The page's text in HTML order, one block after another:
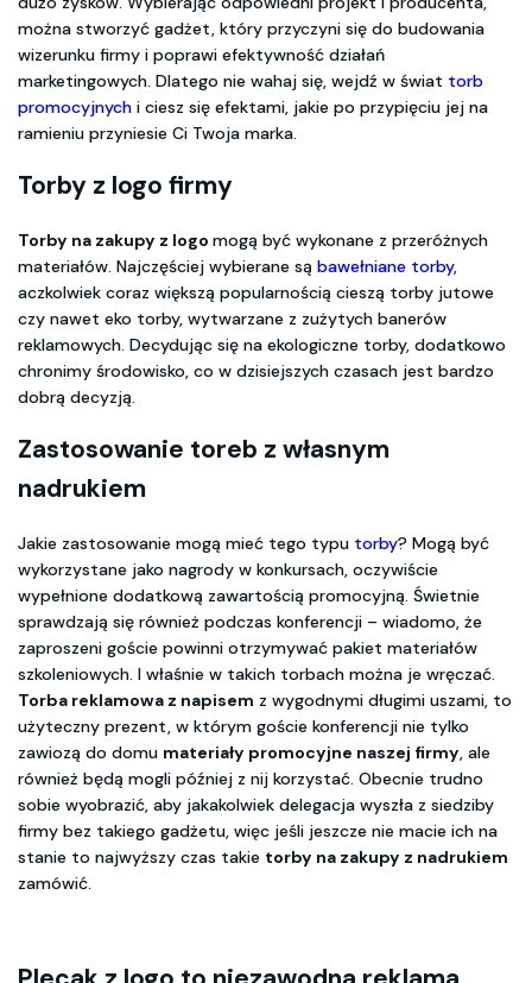
można stworzyć gadżet, który przyczyni się do budowania
wizerunku firmy i poprawi efektywność działań
marketingowych. Dlatego nie wahaj się, wejdź w świat torb
promocyjnych i ciesz się efektami, jakie po przypięciu jej na
ramieniu przyniesie Ci Twoja marka.
Torby z logo firmy
Torby na zakupy z logo mogą być wykonane z przeróżnych
materiałów. Najczęściej wybierane są bawełniane torby,
aczkolwiek coraz większą popularnością cieszą torby jutowe
czy nawet eko torby, wytwarzane z zużytych banerów
reklamowych. Decydując się na ekologiczne torby, dodatkowo
chronimy środowisko, co w dzisiejszych czasach jest bardzo
dobrą decyzją.
Zastosowanie toreb z własnym
nadrukiem
Jakie zastosowanie mogą mieć tego typu torby? Mogą być
wykorzystane jako nagrody w konkursach, oczywiście
wypełnione dodatkową zawartością promocyjną. Świetnie
sprawdzają się również podczas konferencji – wiadomo, że
zaproszeni goście powinni otrzymywać pakiet materiałów
szkoleniowych. I właśnie w takich torbach można je wręczać.
Torba reklamowa z napisem z wygodnymi długimi uszami, to
użyteczny prezent, w którym goście konferencji nie tylko
zawiozą do domu materiały promocyjne naszej firmy, ale
również będą mogli później z nij korzystać. Obecnie trudno
sobie wyobrazić, aby jakakolwiek delegacja wyszła z siedziby
firmy bez takiego gadżetu, więc jeśli jeszcze nie macie ich na
stanie to najwyższy czas takie torby na zakupy z nadrukiem
zamówić.